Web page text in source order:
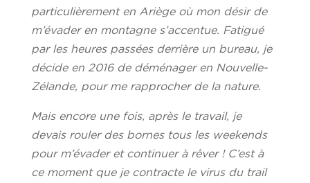
particulièrement en Ariège où mon désir de
m’évader en montagne s’accentue. Fatigué
par les heures passées derrière un bureau, je
décide en 2016 de déménager en Nouvelle-
Zélande, pour me rapprocher de la nature.
Mais encore une fois, après le travail, je
devais rouler des bornes tous les weekends
pour m’évader et continuer à rêver ! C’est à
ce moment que je contracte le virus du trail